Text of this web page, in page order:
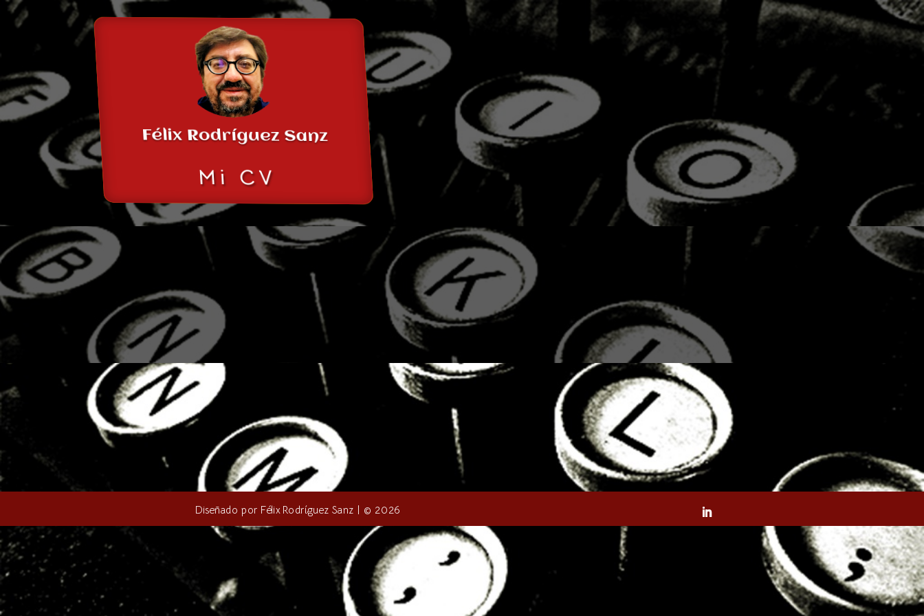
Félix Rodríguez Sanz
Mi CV
Diseñador Web/Redactor
Diseñado por Félix Rodríguez Sanz | © 2026